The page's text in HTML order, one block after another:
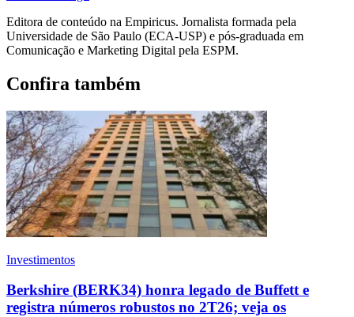
Editora de conteúdo na Empiricus. Jornalista formada pela
Universidade de São Paulo (ECA-USP) e pós-graduada em
Comunicação e Marketing Digital pela ESPM.
Confira também
Investimentos
Berkshire (BERK34) honra legado de Buffett e
registra números robustos no 2T26; veja os